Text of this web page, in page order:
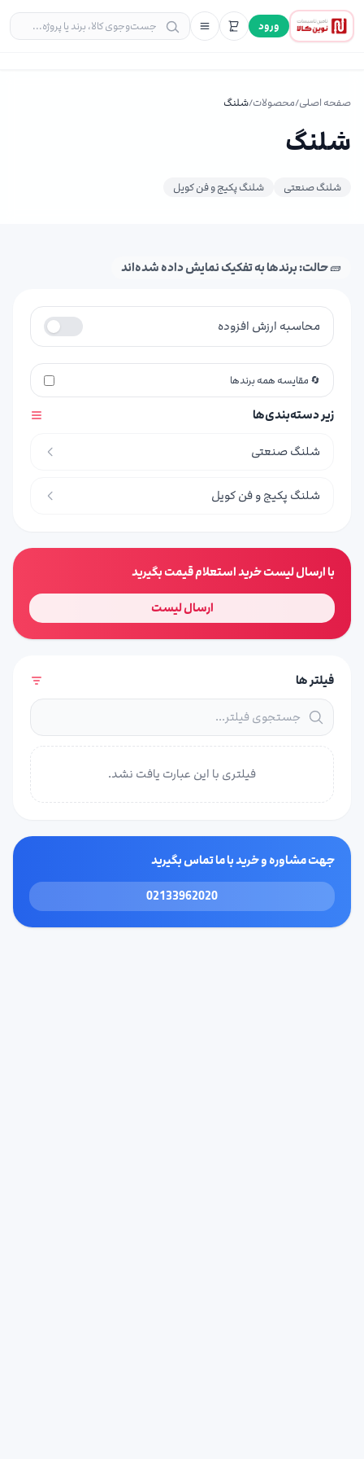
ورود
صفحه اصلی/محصولات/شلنگ
شلنگ
شلنگ صنعتی شلنگ پکیج و فن کویل
🧱 حالت: برندها به تفکیک نمایش داده شده‌اند
محاسبه ارزش افزوده
🔄 مقایسه همه برندها
زیر دسته‌بندی‌ها
شلنگ صنعتی
شلنگ پکیج و فن کویل
با ارسال لیست خرید استعلام قیمت بگیرید
ارسال لیست
فیلتر ها
فیلتری با این عبارت یافت نشد.
جهت مشاوره و خرید با ما تماس بگیرید
02133962020